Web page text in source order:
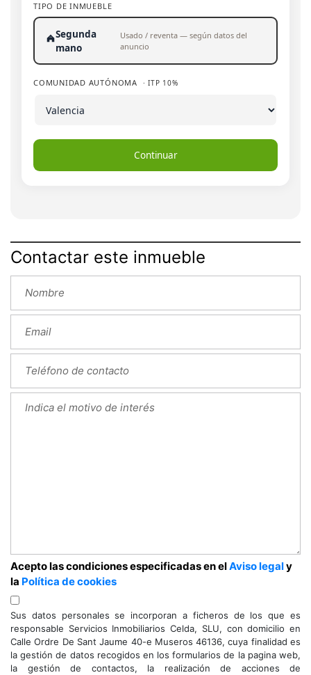
TIPO DE INMUEBLE
Segunda
mano
Usado / reventa — según datos del
anuncio
COMUNIDAD AUTÓNOMA · ITP 10%
Continuar
Contactar este inmueble
Acepto las condiciones especificadas en elAviso legaly
la Política de cookies
Sus datos personales se incorporan a ficheros de los que es
responsable Servicios Inmobiliarios Celda, SLU, con domicilio en
Calle Ordre De Sant Jaume 40-e Museros 46136, cuya finalidad es
la gestión de datos recogidos en los formularios de la pagina web,
la gestión de contactos, la realización de acciones de